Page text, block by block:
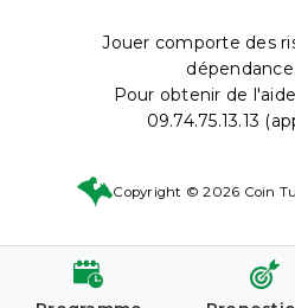
Jouer comporte des
Pour obtenir de
09.74.75.13.13
Copyright © 2026 Coin